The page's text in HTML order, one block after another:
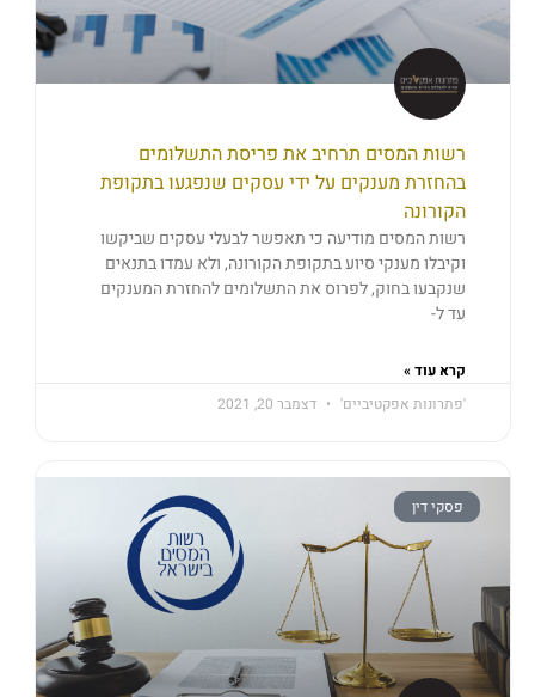
רשות המסים תרחיב את פריסת התשלומים
בהחזרת מענקים על ידי עסקים שנפגעו בתקופת
הקורונה
רשות המסים מודיעה כי תאפשר לבעלי עסקים שביקשו
וקיבלו מענקי סיוע בתקופת הקורונה, ולא עמדו בתנאים
שנקבעו בחוק, לפרוס את התשלומים להחזרת המענקים
עד ל-
קרא עוד »
'פתרונות אפקטיביים'
דצמבר 20, 2021
פסקי דין